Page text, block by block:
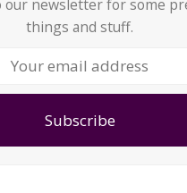
our newsletter for some
things and stuff.
Subscribe